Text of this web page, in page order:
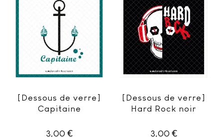
[Dessous de verre]
Capitaine
3,00€
[Dessous de verre]
Hard Rock noir
3,00 €